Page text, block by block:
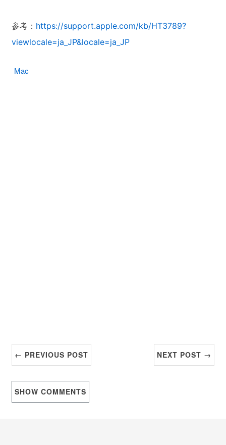
参考： https://support.apple.com/kb/HT3789?
viewlocale=ja_JP&locale=ja_JP
Mac
← PREVIOUS POST NEXT POST →
SHOWCOMMENTS